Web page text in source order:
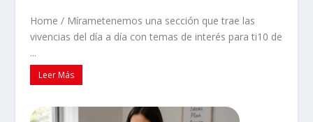
Home / Mírametenemos una sección que trae las
vivencias del día a día con temas de interés para ti10 de
...
Leer Más